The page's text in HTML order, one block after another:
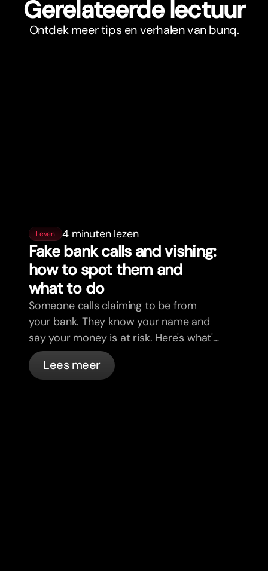
Gerelateerde lectuur
Ontdek meer tips en verhalen van bunq.
Leven 4 minuten lezen
Fake bank calls and vishing:
how to spot them and
what to do
Someone calls claiming to be from
your bank. They know your name and
say your money is at risk. Here's what's
actually happening, and what to do.
Lees meer